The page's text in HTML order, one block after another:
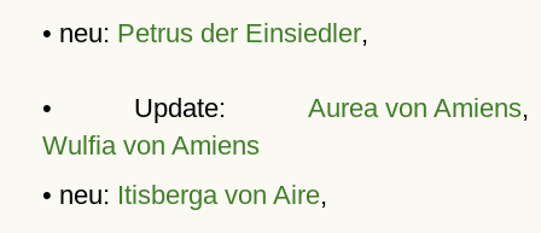
• neu: Petrus der Einsiedler,
• Update: Aurea von Amiens,
Wulfia von Amiens
• neu: Itisberga von Aire,